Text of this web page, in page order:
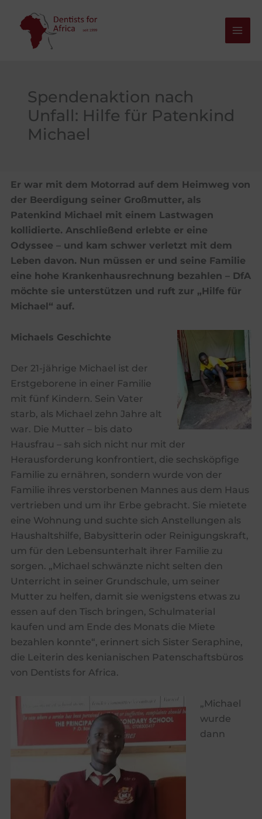
Inhalt
springen
Spendenaktion nach
Unfall: Hilfe für Patenkind
Michael
Er war mit dem Motorrad auf dem Heimweg von
der Beerdigung seiner Großmutter, als
Patenkind Michael mit einem Lastwagen
kollidierte. Anschließend erlebte er eine
Odyssee – und kam schwer verletzt mit dem
Leben davon. Nun müssen er und seine Familie
eine hohe Krankenhausrechnung bezahlen – DfA
möchte sie unterstützen und ruft zur „Hilfe für
Michael“ auf.
Michaels Geschichte
Der 21-jährige Michael ist der
Erstgeborene in einer Familie
mit fünf Kindern. Sein Vater
starb, als Michael zehn Jahre alt
war. Die Mutter – bis dato
Hausfrau – sah sich nicht nur mit der
Herausforderung konfrontiert, die sechsköpfige
Familie zu ernähren, sondern wurde von der
Familie ihres verstorbenen Mannes aus dem Haus
vertrieben und um ihr Erbe gebracht. Sie mietete
eine Wohnung und suchte sich Anstellungen als
Haushaltshilfe, Babysitterin oder Reinigungskraft,
um für den Lebensunterhalt ihrer Familie zu
sorgen. „Michael schwänzte nicht selten den
Unterricht in seiner Grundschule, um seiner
Mutter zu helfen, damit sie wenigstens etwas zu
essen auf den Tisch bringen, Schulmaterial
kaufen und am Ende des Monats die Miete
bezahlen konnte“, erinnert sich Sister Seraphine,
die Leiterin des kenianischen Patenschaftsbüros
von Dentists for Africa.
„Michael
wurde
dann